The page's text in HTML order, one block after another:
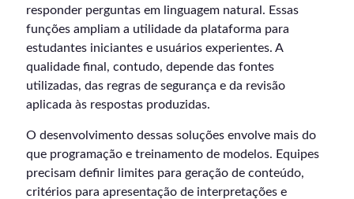
responder perguntas em linguagem natural. Essas
funções ampliam a utilidade da plataforma para
estudantes iniciantes e usuários experientes. A
qualidade final, contudo, depende das fontes
utilizadas, das regras de segurança e da revisão
aplicada às respostas produzidas.
O desenvolvimento dessas soluções envolve mais do
que programação e treinamento de modelos. Equipes
precisam definir limites para geração de conteúdo,
critérios para apresentação de interpretações e